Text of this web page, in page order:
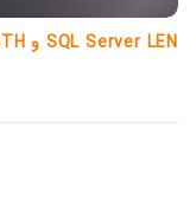
SQL Server LEN و DATALENGTH مقایسه توابع طول رشته